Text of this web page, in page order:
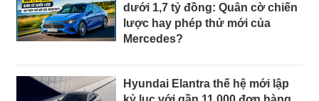
dưới 1,7 tỷ đồng: Quân cờ chiến
lược hay phép thử mới của
Mercedes?
Hyundai Elantra thế hệ mới lập